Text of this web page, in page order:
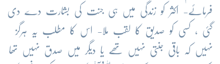
فرمائے- اکثر کو زندگی میں ہی جنت کی بشارت دے دی
گئی ، کسی کو صدیق کا لقب ملا- اس کا مطلب یہ ہرگز
نہیں کہ باقی جنتی نہیں تھے یا دیگر میں صدق نہیں تھا